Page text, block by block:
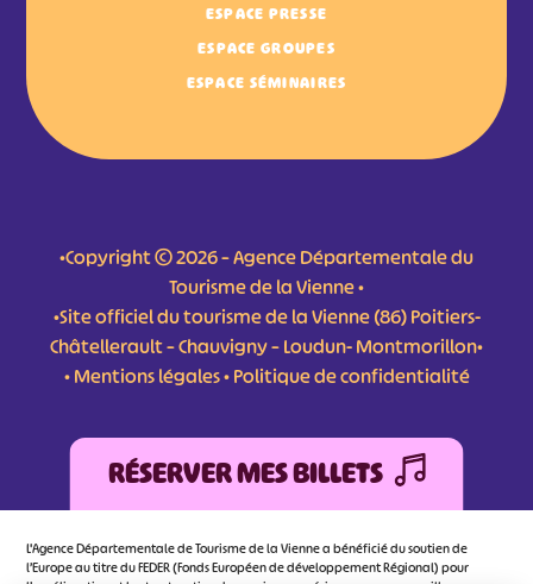
ESPACE PRESSE
ESPACE GROUPES
ESPACE SÉMINAIRES
•Copyright © 2026 – Agence Départementale du
Tourisme de la Vienne •
•Site officiel du tourisme de la Vienne (86) Poitiers-
Châtellerault – Chauvigny – Loudun- Montmorillon•
•Mentions légales•Politique de confidentialité
RÉSERVER MES BILLETS
L'Agence Départementale de Tourisme de la Vienne a bénéficié du soutien de
l’Europe au titre du FEDER (Fonds Européen de développement Régional) pour